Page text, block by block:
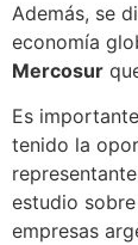
Además, se
economía
Mercosur
Es
tenido la
estudio
empresas